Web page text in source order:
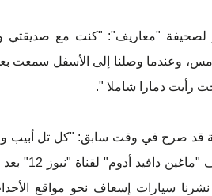
لصحيفة "معاريف": "كنت مع صديقتي
وعندما وصلنا إلى الأسفل سمعت
رأيت دمارا شاملا ".
قد صرح في وقت سابق: "كل تل أبيب
أفاد متحدث
سيارات إسعاف نحو مواقع